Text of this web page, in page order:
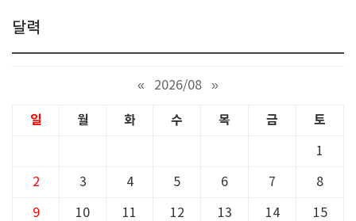
달력
« 2026/08 »
일 월 화 수 목 금 토
1
2 3 4 5 6 7 8
9 10 11 12 13 14 15